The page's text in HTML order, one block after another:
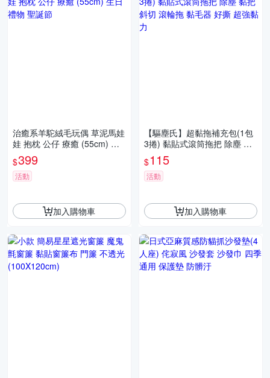
治癒系羊駝絨毛玩偶 草泥馬娃
娃 抱枕 公仔 療癒 (55cm) 生
日禮物 聖誕節
$399
活動
加入購物車
【驅塵氏】超黏拖補充包(1包
3捲) 黏貼式滾筒拖把 除塵 黏
把 斜切 滾輪拖 黏毛器 好撕 超
強黏力
$115
活動
加入購物車